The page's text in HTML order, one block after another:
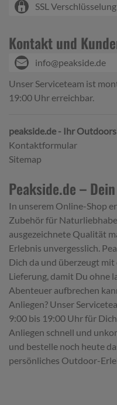
SSL Verschlüsselung
Kontakt und
info@peakside.de
Unser Serviceteam ist
19:00 Uhr erreichbar.
peakside.de - Ihr
Kontaktformular
Sitemap
Peakside.de –
In unserem Online-Shop
Zubehör für
ausgezeichnete Qualität
Erlebnis unvergesslich.
Dich da und überzeugt
Lieferung, damit Du ohne
Abenteuer aufbrechen
Anliegen? Unser
9:00 bis 19:00 Uhr für
Anliegen schnell und
und bestelle noch heute
persönliches Outdoor-